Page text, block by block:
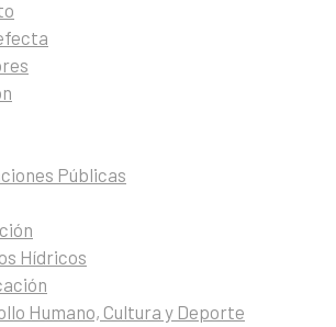
Públicas
Hídricos
Humano, Cultura y Deporte